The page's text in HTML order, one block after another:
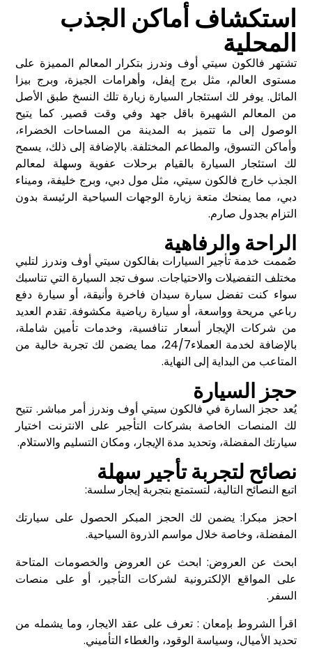
استكشاف أماكن الجذب
المحلية
تشتهر فالكون سيتي أوف وندرز بتكرار المعالم المميزة على
مستوى العالم، مثل برج إيفل، وأهرامات الجيزة، وبرج بيزا
المائل. يوفر لك استئجار السيارة زيارة تلك النسخ طبق الأصل
من المعالم الشهيرة باقل جهد وفي وقت قصير. كما يتيح
الوصول إلى ما تتميز به المدينة من المساحات الخضراء،
وأماكن التسوق، والمطاعم المختلفة. بالإضافة إلى ذلك، يسمح
لك استئجار السيارة بالقيام برحلات عفوية وسهلة لمعالم
الجذب خارج فالكون سيتي، مثل مول دبي، وبرج خليفة، وميناء
دبي، مما يمنحك متعة زيارة الوجهات السياحية الرئيسة بدون
التزام بجدول صارم.
الراحة والرفاهية
صٌممت خدمة تأجير السيارات بفالكون سيتي أوف وندرز لتلبي
مختلف التفضيلات والاحتياجات. سوف تجد السيارة التي تناسبك
سواء كنت تفضل سيارة سيدان فاخرة وأنيقة، أو سيارة دفع
رباعي مريحة وواسعة، أو سيارة رياضية مكشوفة. تقدم العديد
من شركات الإيجار أسعار تنافسية، وخدمات تأمين شاملة،
بالإضافة لخدمة العملاء24/7، مما يضمن لك تجربة خالية من
المتاعب من البداية إلى النهاية.
حجز السيارة
يُعد حجز السارة في فالكون سيتي أوف وندرز أمر مباشر. تتيح
لك المنصات الخاصة بشركات التأجير على الانترنت اختيار
سيارتك المفضلة، وتحديد مدة الإيجار، ومكان التسليم والاستلام.
نصائح لتجربة تأجير سهلة
اتبع النصائح التالية، لتستمتع بتجربة إيجار سلسة:
احجز مبكرا: يضمن لك الحجز المبكر الحصول على سيارتك
المفضلة، وخاصة خلال مواسم الذروة السياحية.
ابحث عن العروض: ابحث عن العروض والخصومات المتاحة
على المواقع الإلكترونية لشركات التأجير، أو على منصات
السفر.
اقرأ الشروط بإمعان : تعرف على عقد الايجار، وما يشمله من
تحديد الأميال، وسياسة الوقود، والغطاء التأميني.